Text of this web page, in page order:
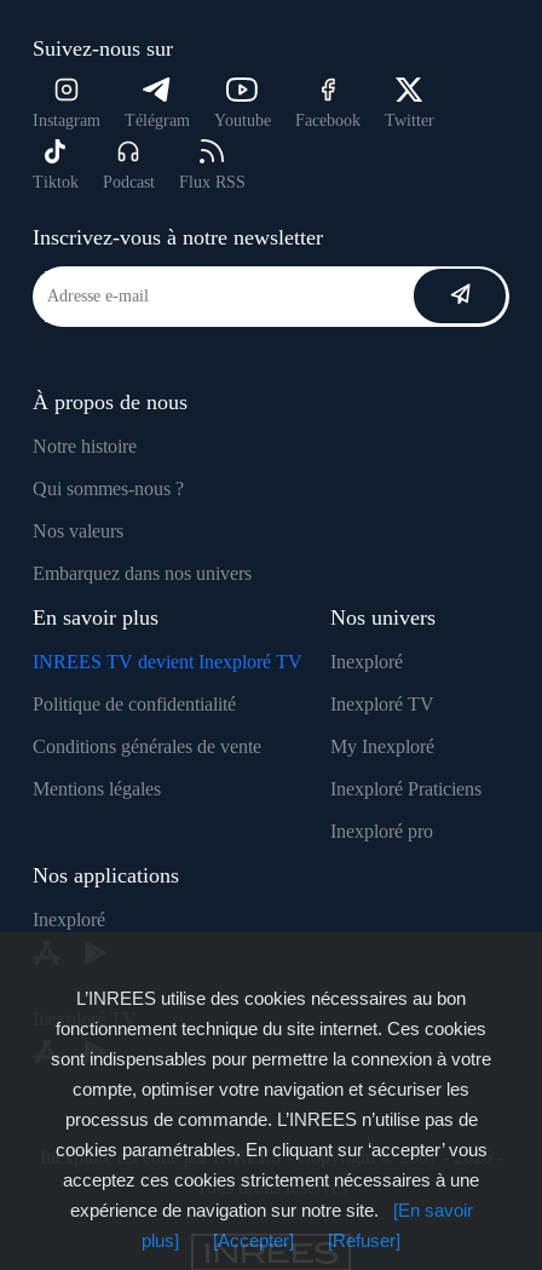
Suivez-nous sur
Instagram Télégram Youtube Facebook Twitter
Tiktok Podcast Flux RSS
Inscrivez-vous à notre newsletter
À propos de nous
Notre histoire
Qui sommes-nous ?
Nos valeurs
Embarquez dans nos univers
En savoir plus
INREES TV devient Inexploré TV
Politique de confidentialité
Conditions générales de vente
Mentions légales
Nos univers
Inexploré
Inexploré TV
My Inexploré
Inexploré Praticiens
Inexploré pro
Nos applications
Inexploré
Inexploré TV
Inexploré est édité par INREES - Copyright © 2007 - 2026 -
Tous droits réservés
L’INREES utilise des cookies nécessaires au bon
fonctionnement technique du site internet. Ces cookies
sont indispensables pour permettre la connexion à votre
compte, optimiser votre navigation et sécuriser les
processus de commande. L’INREES n’utilise pas de
cookies paramétrables. En cliquant sur ‘accepter’ vous
acceptez ces cookies strictement nécessaires à une
expérience de navigation sur notre site.
[En savoir
plus]
[Accepter] [Refuser]